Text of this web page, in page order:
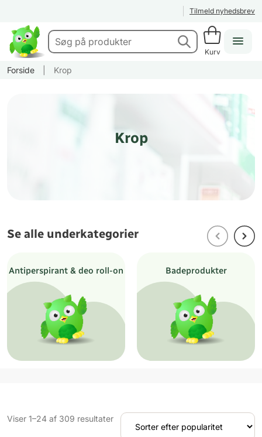
Tilmeld nyhedsbrev
Kurv
Forside Krop
Krop
Se alle underkategorier
Antiperspirant & deo roll-on Badeprodukter
Viser 1–24 af 309 resultaterSorteret